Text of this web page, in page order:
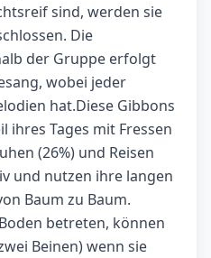
sind, werden sie
Die
der Gruppe erfolgt
wobei jeder
hat.Diese Gibbons
ihres Tages mit Fressen
(26%) und Reisen
und nutzen ihre langen
Baum zu Baum.
betreten, können
Beinen) wenn sie